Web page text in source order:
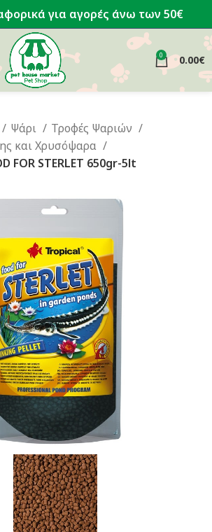
για αγορές άνω των 50€
0 0.00€
Ψάρι
Τροφές Ψαριών
και Χρυσόψαρα
FOR STERLET 650gr-5lt